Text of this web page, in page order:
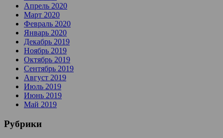
Апрель 2020
Март 2020
Февраль 2020
Январь 2020
Декабрь 2019
Ноябрь 2019
Октябрь 2019
Сентябрь 2019
Август 2019
Июль 2019
Июнь 2019
Май 2019
Рубрики